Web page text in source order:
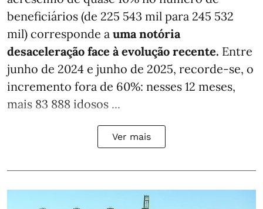
beneficiários (de 225 543 mil para 245 532
mil) corresponde a uma notória
desaceleração face à evolução recente. Entre
junho de 2024 e junho de 2025, recorde-se, o
incremento fora de 60%: nesses 12 meses,
mais 83 888 idosos ...
Ver mais